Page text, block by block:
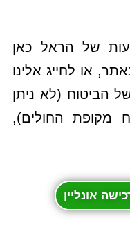
של הראל כאן
או לחייג אלינו
הביטוח (לא ניתן
מקופת החולים),
אונליין